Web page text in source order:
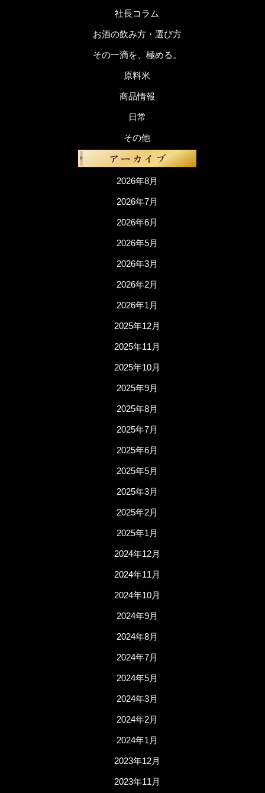
社長コラム
お酒の飲み方・選び方
その一滴を、極める。
原料米
商品情報
日常
その他
2026年8月
2026年7月
2026年6月
2026年5月
2026年3月
2026年2月
2026年1月
2025年12月
2025年11月
2025年10月
2025年9月
2025年8月
2025年7月
2025年6月
2025年5月
2025年3月
2025年2月
2025年1月
2024年12月
2024年11月
2024年10月
2024年9月
2024年8月
2024年7月
2024年5月
2024年3月
2024年2月
2024年1月
2023年12月
2023年11月